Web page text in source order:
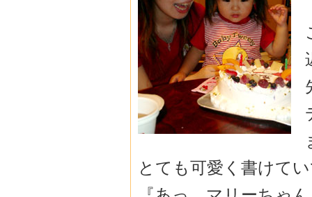
とても可愛く書けて